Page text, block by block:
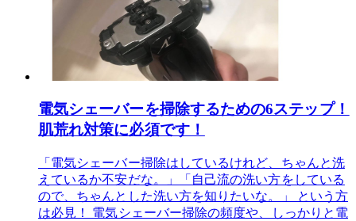
電気シェーバーを掃除するための6ステップ！
肌荒れ対策に必須です！
「電気シェーバー掃除はしているけれど、ちゃんと洗
えているか不安だな。」「自己流の洗い方をしている
ので、ちゃんとした洗い方を知りたいな。」 という方
は必見！ 電気シェーバー掃除の頻度や、しっかりと電